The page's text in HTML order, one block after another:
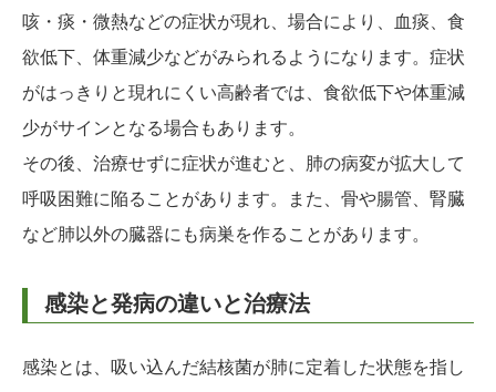
咳・痰・微熱などの症状が現れ、場合により、血痰、食
欲低下、体重減少などがみられるようになります。症状
がはっきりと現れにくい高齢者では、食欲低下や体重減
少がサインとなる場合もあります。
その後、治療せずに症状が進むと、肺の病変が拡大して
呼吸困難に陥ることがあります。また、骨や腸管、腎臓
など肺以外の臓器にも病巣を作ることがあります。
感染と発病の違いと治療法
感染とは、吸い込んだ結核菌が肺に定着した状態を指し